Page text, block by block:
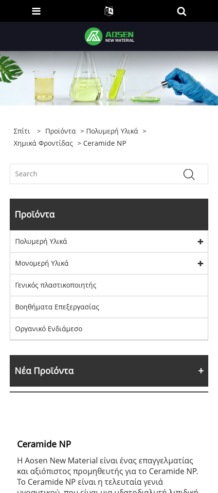
Σπίτι > Προϊόντα > Πολυμερή Υλικά >
Χημικά Φροντίδας > Ceramide NP
Προϊόντα
Πολυμερή Υλικά
Μονομερή Υλικά
Γενικός πλαστικοποιητής
Βοηθήματα Επεξεργασίας
Οργανικό Ενδιάμεσο
Νέα Προϊόντα
Ceramide NP
Η Aosen New Material είναι ένας επαγγελματίας
και αξιόπιστος προμηθευτής για το Ceramide NP.
Το Ceramide NP είναι η τελευταία γενιά